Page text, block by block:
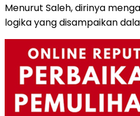
Menurut Saleh, dirinya
logika yang disampaikan